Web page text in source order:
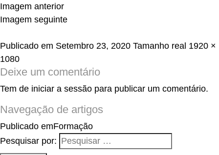
Imagem anterior
Imagem seguinte
Publicado em Setembro 23, 2020 Tamanho real 1920 ×
1080
Deixe um comentário
Tem de iniciar a sessão para publicar um comentário.
Navegação de artigos
Publicado emFormação
Pesquisar por: